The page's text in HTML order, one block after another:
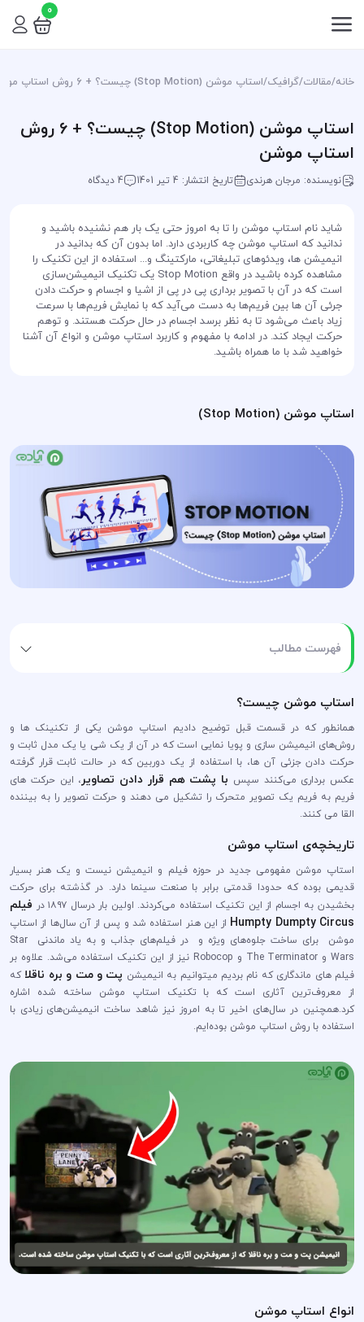
0
خانه/مقالات/گرافیک/استاپ موشن (Stop Motion) چیست؟ + 6 روش استاپ موشن
استاپ موشن (Stop Motion) چیست؟ + 6 روش
استاپ موشن
نویسنده: مرجان هرندی تاریخ انتشار: 4 تیر 1401 4 دیدگاه
شاید نام استاپ موشن را تا به امروز حتی یک بار هم نشنیده باشید و
ندانید که استاپ موشن چه کاربردی دارد. اما بدون آن که بدانید در
انیمیشن ها، ویدئوهای تبلیغاتی، مارکتینگ و... استفاده از این تکنیک را
مشاهده کرده باشید در واقع Stop Motion یک تکنیک انیمیشن‌سازی
است که در آن با تصویر برداری پی در پی از اشیا و اجسام و حرکت دادن
جرئی آن ها بین فریم‌ها به دست می‌آید که با نمایش فریم‌ها با سرعت
زیاد باعث می‌شود تا به نظر برسد اجسام در حال حرکت هستند. و توهم
حرکت ایجاد کند. در ادامه با مفهوم و کاربرد استاپ موشن و انواع آن آشنا
خواهید شد با ما همراه باشید.
استاپ موشن (Stop Motion)
فهرست مطالب
استاپ موشن چیست؟
همانطور که در قسمت قبل توضیح دادیم استاپ موشن یکی از تکنینک ها و
روش‌های انیمیشن سازی و پویا نمایی است که در آن از یک شی یا یک مدل ثابت و
حرکت دادن جزئی آن ها، با استفاده از یک دوربین که در حالت ثابت قرار گرفته
عکس برداری می‌کنند سپس با پشت هم قرار دادن تصاویر، این حرکت های
فریم به فریم یک تصویر متحرک را تشکیل می دهند و حرکت تصویر را به بیننده
القا می کنند.
تاریخچه‌ی استاپ موشن
استاپ موشن مفهومی جدید در حوزه فیلم و انیمیشن نیست و یک هنر بسیار
قدیمی بوده که حدودا قدمتی برابر با صنعت سینما دارد. در گذشته برای حرکت
بخشیدن به اجسام از این تکنیک استفاده می‌کردند. اولین بار درسال ۱۸۹۷ در
فیلم
Humpty Dumpty Circus از این هنر استفاده شد و پس از آن سال‌ها از استاپ
موشن‌ برای ساخت جلوه‌های ویژه و در فیلم‌های جذاب و به یاد ماندنی Star
Wars و The Terminator و Robocop نیز از این تکنیک استفاده می‌شد. علاوه بر
فیلم های ماندگاری که نام بردیم میتوانیم به انیمیشن پت و مت و بره ناقلاکه
از معروف‌ترین آثاری است که با تکنیک استاپ موشن ساخته شده اشاره
کرد.همچنین در سال‌های اخیر تا به امروز نیز شاهد ساخت انیمیشن‌های زیادی با
استفاده با روش استاپ موشن بوده‌ایم.
انواع استاپ موشن